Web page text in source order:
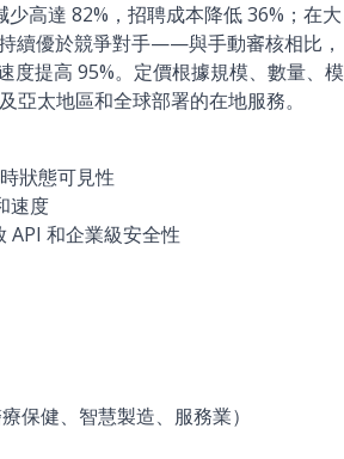
高達 82%，招聘成本降低 36%；在大
續優於競爭對手——與手動審核相比，
度提高 95%。定價根據規模、數量、模
太地區和全球部署的在地服務。
狀態可見性
速度
API 和企業級安全性
保健、智慧製造、服務業）